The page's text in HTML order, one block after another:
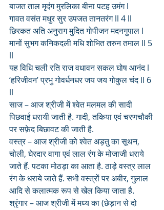
बाजत ताल मृदंग मुरलिका बीना पटह उमंग l
गावत वसंत मधुर सुर उपजत तानतरंग ll 4 ll
छिरकत अति अनुराग मुदित गोपीजन मदनगुपाल l
मानों सुभग कनिकदली मधि शोभित तरुन तमाल ll 5
ll
यह विधि चली रति राज वधावन सकल घोष आनंद l
‘हरिजीवन’ प्रभु गोवर्धनधर जय जय गोकुल चंद ll 6
ll
साज – आज श्रीजी में श्वेत मलमल की सादी
पिछवाई धरायी जाती है. गादी, तकिया एवं चरणचौकी
पर सफ़ेद बिछावट की जाती है.
वस्त्र – आज श्रीजी को श्वेत अड़तु का सूथन,
चोली, घेरदार वागा एवं लाल रंग के मोजाजी धराये
जाते हैं. पटका मोठड़ा का आता है. ठाड़े वस्त्र लाल
रंग के धराये जाते हैं. सभी वस्त्रों पर अबीर, गुलाल
आदि से कलात्मक रूप से खेल किया जाता है.
श्रृंगार – आज श्रीजी में मध्य का (छेड़ान से दो